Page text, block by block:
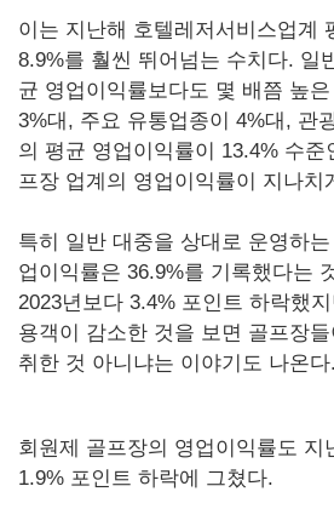
이는 지난해 호텔레저서비스업계
8.9%를 훨씬 뛰어넘는 수치다. 일
균 영업이익률보다도 몇 배쯤 높
3%대, 주요 유통업종이 4%대, 관
의 평균 영업이익률이 13.4% 수준
프장 업계의 영업이익률이 지나치
특히 일반 대중을 상대로 운영하
업이익률은 36.9%를 기록했다는
2023년보다 3.4% 포인트 하락했
용객이 감소한 것을 보면 골프장
취한 것 아니냐는 이야기도 나온다.
회원제 골프장의 영업이익률도 지
1.9% 포인트 하락에 그쳤다.